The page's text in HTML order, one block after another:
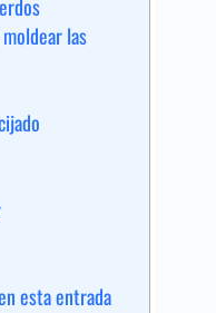
las
esta entrada